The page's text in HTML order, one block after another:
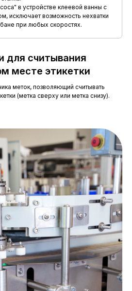
25°С
от 84 до 106,7 кПа
о комплектации
в устройстве клеевой ванны с
исключает возможность нехватки
при любых скоростях.
для считывания
месте этикетки
меток, позволяющий считывать
(метка сверху или метка снизу).